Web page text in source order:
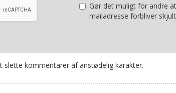
Gør det muligt for andre
mailadresse forbliver
slette kommentarer af anstødelig karakter.